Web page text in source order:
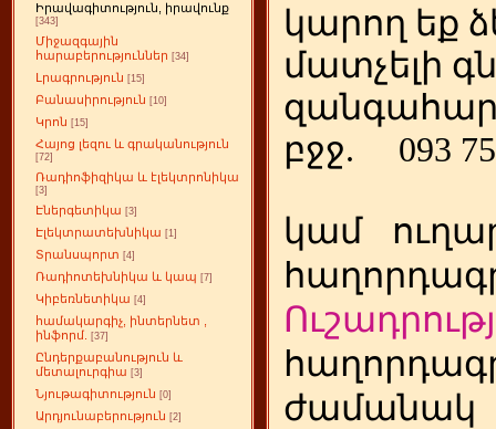
Իրավագիտություն, իրավունք
[343]
Միջազգային
հարաբերություններ [34]
Լրագրություն [15]
Բանասիրություն [10]
Կրոն [15]
Հայոց լեզու և գրականություն
[72]
Ռադիոֆիզիկա և էլեկտրոնիկա
[3]
Էներգետիկա [3]
Էլեկտրատեխնիկա [1]
Տրանսպորտ [4]
Ռադիոտեխնիկա և կապ [7]
Կիբեռնետիկա [4]
համակարգիչ, ինտերնետ ,
ինֆորմ.
[37]
Ընդերքաբանություն և
մետալուրգիա [3]
Նյութագիտություն [0]
Արդյունաբերություն [2]
կարող եք
մատչելի
բջջ.
093
կամ
ժամանակ